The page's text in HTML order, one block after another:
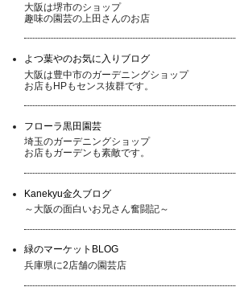
大阪は堺市のショップ
趣味の園芸の上田さんのお店
よつ葉やのお気に入りブログ
大阪は豊中市のガーデニングショップ
お店もHPもセンス抜群です。
フローラ黒田園芸
埼玉のガーデニングショップ
お店もガーデンも素敵です。
Kanekyu金久ブログ
～大阪の面白いお兄さん奮闘記～
緑のマーケットBLOG
兵庫県に2店舗の園芸店